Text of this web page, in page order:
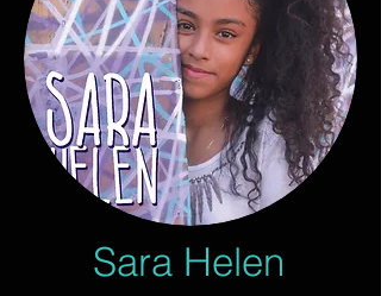
Sara Helen